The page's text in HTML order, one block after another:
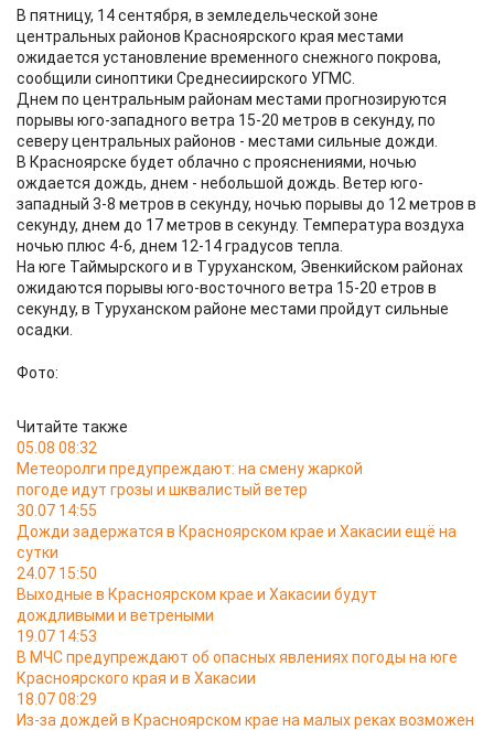
В пятницу, 14 сентября, в земледельческой зоне
центральных районов Красноярского края местами
ожидается установление временного снежного покрова,
сообщили синоптики Среднесиирского УГМС.
Днем по центральным районам местами прогнозируются
порывы юго-западного ветра 15-20 метров в секунду, по
северу центральных районов - местами сильные дожди.
В Красноярске будет облачно с прояснениями, ночью
ождается дождь, днем - небольшой дождь. Ветер юго-
западный 3-8 метров в секунду, ночью порывы до 12 метров в
секунду, днем до 17 метров в секунду. Температура воздуха
ночью плюс 4-6, днем 12-14 градусов тепла.
На юге Таймырского и в Туруханском, Эвенкийском районах
ожидаются порывы юго-восточного ветра 15-20 етров в
секунду, в Туруханском районе местами пройдут сильные
осадки.
Фото:
Читайте также
05.08 08:32
Метеоролги предупреждают: на смену жаркой
погоде идут грозы и шквалистый ветер
30.07 14:55
Дожди задержатся в Красноярском крае и Хакасии ещё на
сутки
24.07 15:50
Выходные в Красноярском крае и Хакасии будут
дождливыми и ветреными
19.07 14:53
В МЧС предупреждают об опасных явлениях погоды на юге
Красноярского края и в Хакасии
18.07 08:29
Из-за дождей в Красноярском крае на малых реках возможен